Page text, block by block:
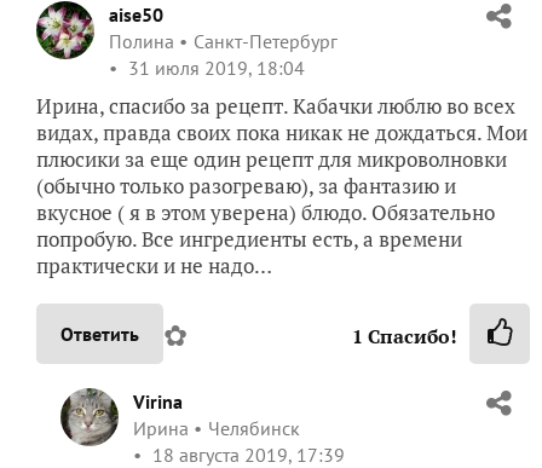
aise50
Полина
Санкт-Петербург
31 июля 2019, 18:04
Ирина, спасибо за рецепт. Кабачки люблю во всех
видах, правда своих пока никак не дождаться. Мои
плюсики за еще один рецепт для микроволновки
(обычно только разогреваю), за фантазию и
вкусное ( я в этом уверена) блюдо. Обязательно
попробую. Все ингредиенты есть, а времени
практически и не надо…
Ответить ✿ 1 Спасибо!
Virina
Ирина
Челябинск
18 августа 2019, 17:39